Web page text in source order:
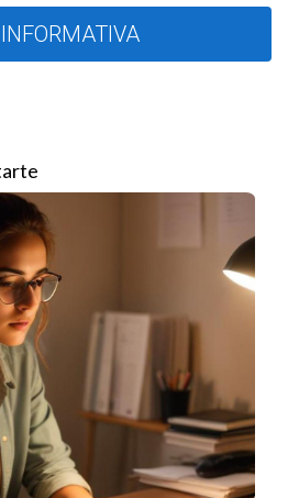
es conocido por su enfoque
de propiedades. Con un equipo
ofrece tanto un
hagan preguntas adecuadas y
de todos los costos asociados
no solo incluye el precio de la
adicionales que pueden ser
y la transparencia son aspectos
Group se esfuerza por ofrecer,
del comprador estar atento
de Costos Ocultos
los costos ocultos, consideremos